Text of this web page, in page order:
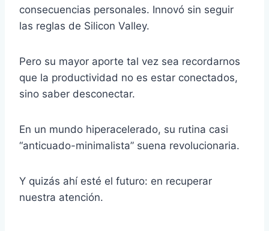
consecuencias personales. Innovó sin seguir
las reglas de Silicon Valley.
Pero su mayor aporte tal vez sea recordarnos
que la productividad no es estar conectados,
sino saber desconectar.
En un mundo hiperacelerado, su rutina casi
“anticuado-minimalista” suena revolucionaria.
Y quizás ahí esté el futuro: en recuperar
nuestra atención.